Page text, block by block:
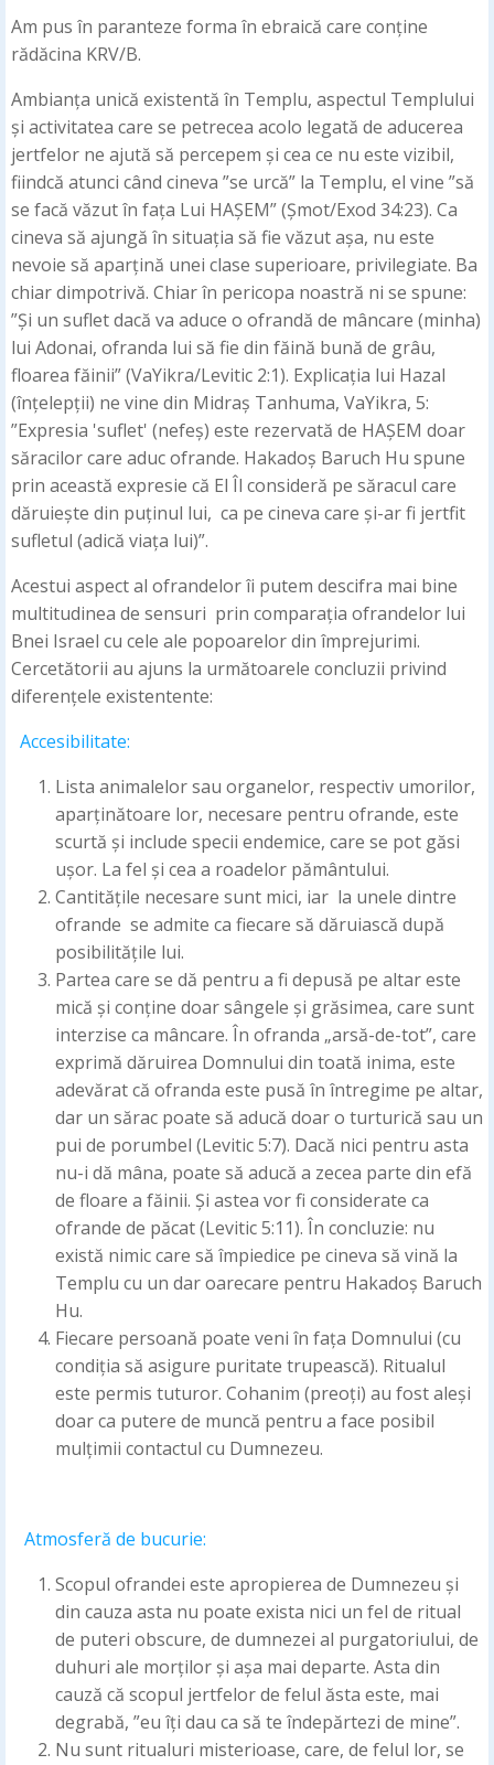
Am pus în paranteze forma în ebraică care conține
rădăcina KRV/B.
Ambianța unică existentă în Templu, aspectul Templului
și activitatea care se petrecea acolo legată de aducerea
jertfelor ne ajută să percepem și cea ce nu este vizibil,
fiindcă atunci când cineva ”se urcă” la Templu, el vine ”să
se facă văzut în fața Lui HAȘEM” (Șmot/Exod 34:23). Ca
cineva să ajungă în situația să fie văzut așa, nu este
nevoie să aparțină unei clase superioare, privilegiate. Ba
chiar dimpotrivă. Chiar în pericopa noastră ni se spune:
”Și un suflet dacă va aduce o ofrandă de mâncare (minha)
lui Adonai, ofranda lui să fie din făină bună de grâu,
floarea făinii” (VaYikra/Levitic 2:1). Explicația lui Hazal
(înțelepții) ne vine din Midraș Tanhuma, VaYikra, 5:
”Expresia 'suflet' (nefeș) este rezervată de HAȘEM doar
săracilor care aduc ofrande. Hakadoș Baruch Hu spune
prin această expresie că El Îl consideră pe săracul care
dăruiește din puținul lui, ca pe cineva care și-ar fi jertfit
sufletul (adică viața lui)”.
Acestui aspect al ofrandelor îi putem descifra mai bine
multitudinea de sensuri prin comparația ofrandelor lui
Bnei Israel cu cele ale popoarelor din împrejurimi.
Cercetătorii au ajuns la următoarele concluzii privind
diferențele existentente:
Accesibilitate:
Lista animalelor sau organelor, respectiv umorilor,
aparținătoare lor, necesare pentru ofrande, este
scurtă și include specii endemice, care se pot găsi
ușor. La fel și cea a roadelor pământului.
Cantitățile necesare sunt mici, iar la unele dintre
ofrande se admite ca fiecare să dăruiască după
posibilitățile lui.
Partea care se dă pentru a fi depusă pe altar este
mică și conține doar sângele și grăsimea, care sunt
interzise ca mâncare. În ofranda „arsă-de-tot”, care
exprimă dăruirea Domnului din toată inima, este
adevărat că ofranda este pusă în întregime pe altar,
dar un sărac poate să aducă doar o turturică sau un
pui de porumbel (Levitic 5:7). Dacă nici pentru asta
nu-i dă mâna, poate să aducă a zecea parte din efă
de floare a făinii. Și astea vor fi considerate ca
ofrande de păcat (Levitic 5:11). În concluzie: nu
există nimic care să împiedice pe cineva să vină la
Templu cu un dar oarecare pentru Hakadoș Baruch
Hu.
Fiecare persoană poate veni în fața Domnului (cu
condiția să asigure puritate trupească). Ritualul
este permis tuturor. Cohanim (preoți) au fost aleși
doar ca putere de muncă pentru a face posibil
mulțimii contactul cu Dumnezeu.
Atmosferă de bucurie:
Scopul ofrandei este apropierea de Dumnezeu și
din cauza asta nu poate exista nici un fel de ritual
de puteri obscure, de dumnezei al purgatoriului, de
duhuri ale morților și așa mai departe. Asta din
cauză că scopul jertfelor de felul ăsta este, mai
degrabă, ”eu îți dau ca să te îndepărtezi de mine”.
Nu sunt ritualuri misterioase, care, de felul lor, se